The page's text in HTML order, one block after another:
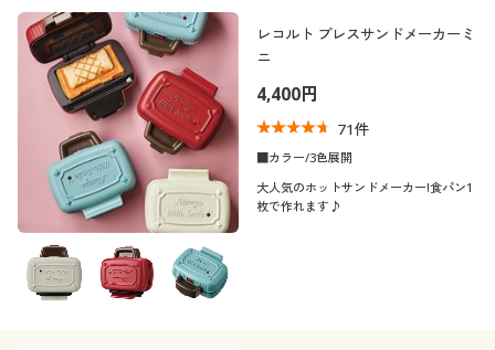
レコルト プレスサンドメーカーミ
ニ
4,400円
71件
■カラー/3色展開
大人気のホットサンドメーカー!食パン1
枚で作れます♪